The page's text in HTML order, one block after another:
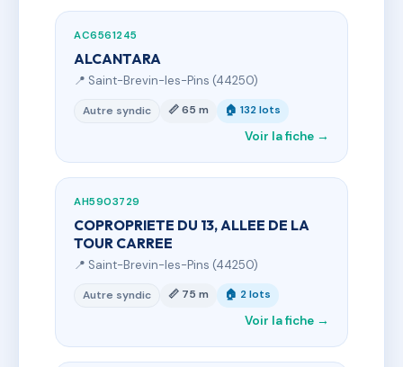
AC6561245
ALCANTARA
📍 Saint-Brevin-les-Pins (44250)
Autre syndic 📏 65 m 🏠 132 lots
Voir la fiche →
AH5903729
COPROPRIETE DU 13, ALLEE DE LA
TOUR CARREE
📍 Saint-Brevin-les-Pins (44250)
Autre syndic 📏 75 m 🏠 2 lots
Voir la fiche →